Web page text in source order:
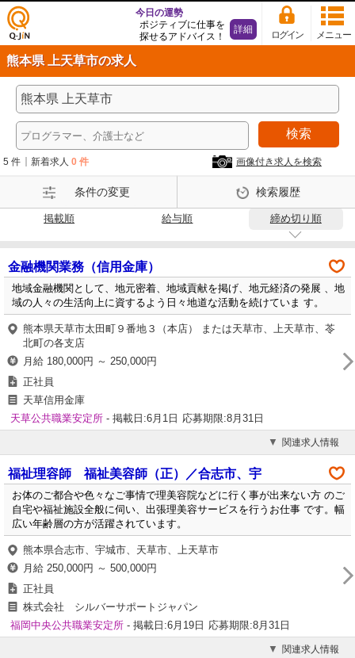
仕事
探し
の求
人サ
イト
Q-Ji
メニュー
ログイン
今日の運勢
ポジティブに仕事を
探せるアドバイス！
詳細
熊本県 上天草市の求人
検索
5 件 新着求人 0 件 画像付き求人を検索
条件の変更 検索履歴
掲載順 給与順 締め切り順
金融機関業務（信用金庫）
地域金融機関として、地元密着、地域貢献を掲げ、地元経済の発展 、地
域の人々の生活向上に資するよう日々地道な活動を続けていま す。
熊本県天草市太田町９番地３（本店） または天草市、上天草市、苓
北町の各支店
月給 180,000円 ～ 250,000円
正社員
天草信用金庫
天草公共職業安定所 - 掲載日:6月1日 応募期限:8月31日
関連求人情報
福祉理容師 福祉美容師（正）／合志市、宇
お体のご都合や色々なご事情で理美容院などに行く事が出来ない方 のご
自宅や福祉施設全般に伺い、出張理美容サービスを行うお仕事 です。幅
広い年齢層の方が活躍されています。
熊本県合志市、宇城市、天草市、上天草市
月給 250,000円 ～ 500,000円
正社員
株式会社 シルバーサポートジャパン
福岡中央公共職業安定所 - 掲載日:6月19日 応募期限:8月31日
関連求人情報